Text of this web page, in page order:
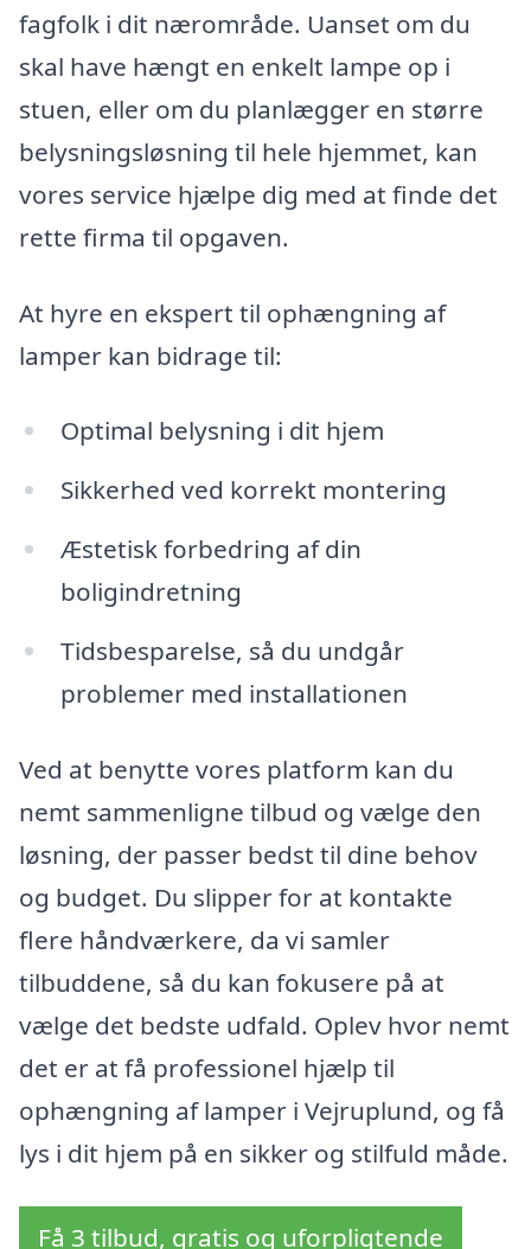
fagfolk i dit nærområde. Uanset om du
skal have hængt en enkelt lampe op i
stuen, eller om du planlægger en større
belysningsløsning til hele hjemmet, kan
vores service hjælpe dig med at finde det
rette firma til opgaven.
At hyre en ekspert til ophængning af
lamper kan bidrage til:
Optimal belysning i dit hjem
Sikkerhed ved korrekt montering
Æstetisk forbedring af din
boligindretning
Tidsbesparelse, så du undgår
problemer med installationen
Ved at benytte vores platform kan du
nemt sammenligne tilbud og vælge den
løsning, der passer bedst til dine behov
og budget. Du slipper for at kontakte
flere håndværkere, da vi samler
tilbuddene, så du kan fokusere på at
vælge det bedste udfald. Oplev hvor nemt
det er at få professionel hjælp til
ophængning af lamper i Vejruplund, og få
lys i dit hjem på en sikker og stilfuld måde.
Få 3 tilbud, gratis og uforpligtende